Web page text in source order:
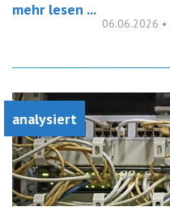
mehr lesen ...
06.06.2026 •
analysiert